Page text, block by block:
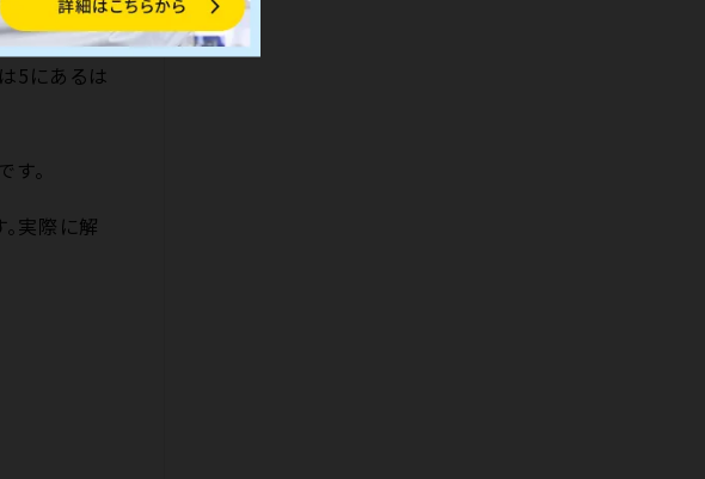
5にあるは
す。
実際に解